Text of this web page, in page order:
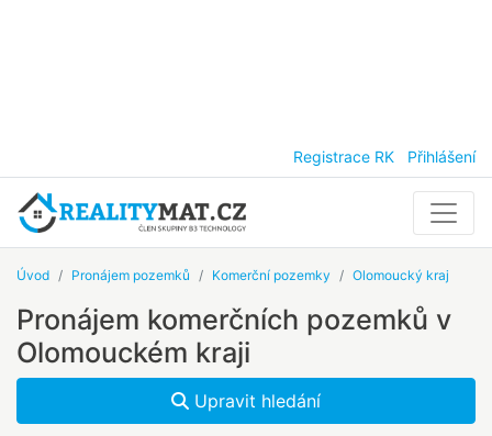
Registrace RK Přihlášení
Úvod Pronájem pozemků Komerční pozemky Olomoucký kraj
Pronájem komerčních pozemků v
Olomouckém kraji
Upravit hledání